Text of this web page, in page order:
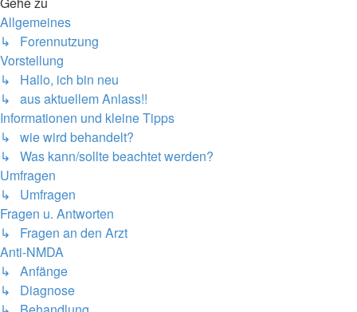
Allgemeines
↳ Forennutzung
Vorstellung
↳ Hallo, ich bin neu
↳ aus aktuellem Anlass!!
Informationen und kleine Tipps
↳ wie wird behandelt?
↳ Was kann/sollte beachtet werden?
Umfragen
↳ Umfragen
Fragen u. Antworten
↳ Fragen an den Arzt
Anti-NMDA
↳ Anfänge
↳ Diagnose